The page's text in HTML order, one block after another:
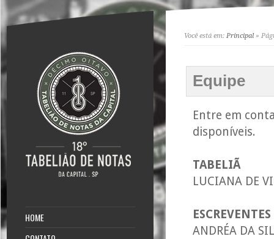
HOME
Você está em: Principal»
Equipe
Entre em
disponíveis.
TABELIÃ
LUCIANA DE
ESCREVENTES
ANDRÉA DA